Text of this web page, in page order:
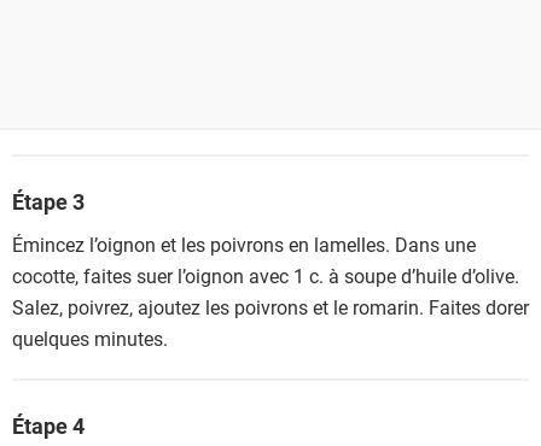
Étape 3
Émincez l’oignon et les poivrons en lamelles. Dans une
cocotte, faites suer l’oignon avec 1 c. à soupe d’huile d’olive.
Salez, poivrez, ajoutez les poivrons et le romarin. Faites dorer
quelques minutes.
Étape 4